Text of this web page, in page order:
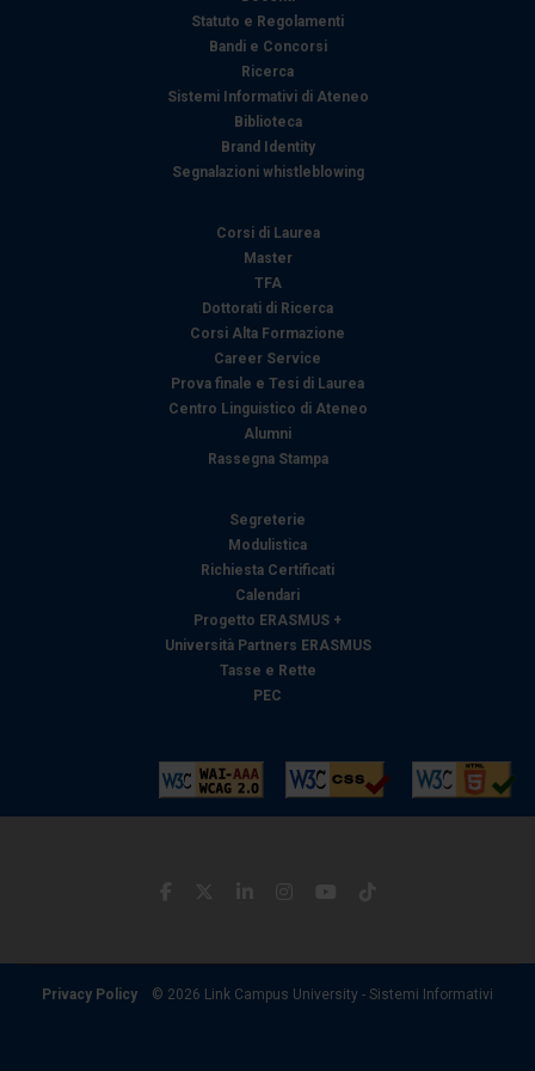
dalla Dichiarazione sui cookie.
annunci, per fornire funzionalità dei social media e per
analizzare il nostro traffico. Condividiamo inoltre
informazioni sul modo in cui utilizza il nostro sito con i
pubblicità e social media, i quali potrebbero combinarle
con altre informazioni che ha fornito loro o che hanno
raccolto dal suo utilizzo dei loro servizi.
Statuto e Regolamenti
Bandi e Concorsi
Ricerca
Sistemi Informativi di Ateneo
Biblioteca
Brand Identity
Segnalazioni whistleblowing
Corsi di Laurea
Master
TFA
Dottorati di Ricerca
Corsi Alta Formazione
Career Service
Prova finale e Tesi di Laurea
Centro Linguistico di Ateneo
Alumni
Rassegna Stampa
Segreterie
Modulistica
Richiesta Certificati
Calendari
Progetto ERASMUS +
Università Partners ERASMUS
Tasse e Rette
PEC
Privacy Policy © 2026 Link Campus University - Sistemi Informativi